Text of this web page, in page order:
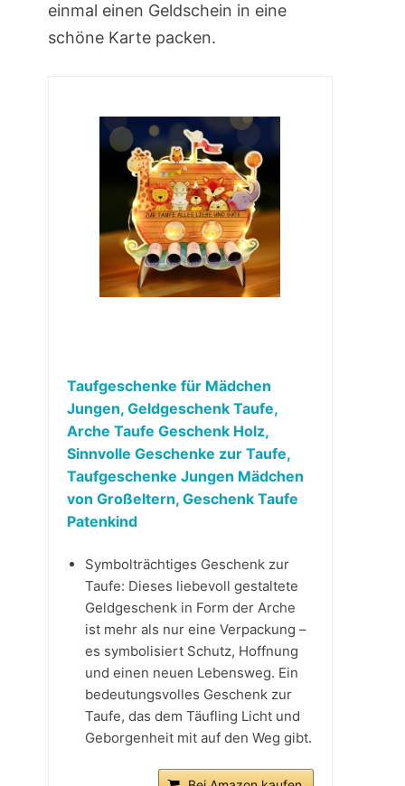
einmal einen Geldschein in eine
schöne Karte packen.
Taufgeschenke für Mädchen
Jungen, Geldgeschenk Taufe,
Arche Taufe Geschenk Holz,
Sinnvolle Geschenke zur Taufe,
Taufgeschenke Jungen Mädchen
von Großeltern, Geschenk Taufe
Patenkind
Symbolträchtiges Geschenk zur
Taufe: Dieses liebevoll gestaltete
Geldgeschenk in Form der Arche
ist mehr als nur eine Verpackung –
es symbolisiert Schutz, Hoffnung
und einen neuen Lebensweg. Ein
bedeutungsvolles Geschenk zur
Taufe, das dem Täufling Licht und
Geborgenheit mit auf den Weg gibt.